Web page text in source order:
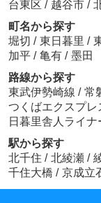
台東区 / 越谷市 /
町名から探す
堀切 / 東日暮里 /
加平 / 亀有 / 墨田
路線から探す
東武伊勢崎線 / 常
つくばエクスプレ
日暮里舎人ライナ
駅から探す
北千住 / 北綾瀬 /
千住大橋 / 京成立